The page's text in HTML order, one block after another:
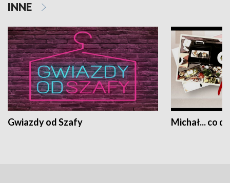
INNE
Gwiazdy od Szafy Michał... co